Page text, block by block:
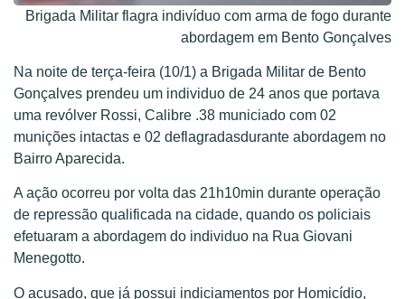
Brigada Militar flagra indivíduo com arma de fogo durante
abordagem em Bento Gonçalves
Na noite de terça-feira (10/1) a Brigada Militar de Bento
Gonçalves prendeu um individuo de 24 anos que portava
uma revólver Rossi, Calibre .38 municiado com 02
munições intactas e 02 deflagradasdurante abordagem no
Bairro Aparecida.
A ação ocorreu por volta das 21h10min durante operação
de repressão qualificada na cidade, quando os policiais
efetuaram a abordagem do individuo na Rua Giovani
Menegotto.
O acusado, que já possui indiciamentos por Homicídio,